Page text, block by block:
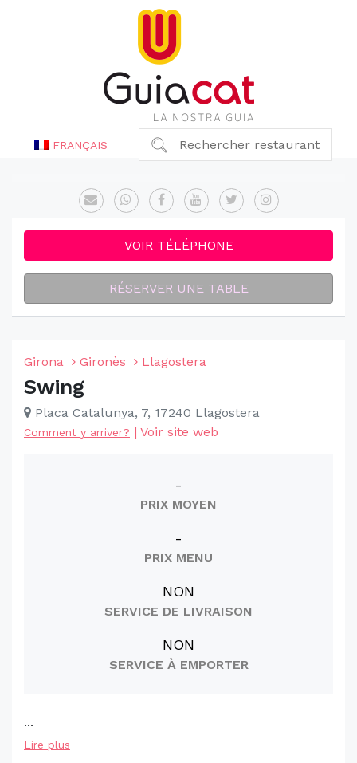
FRANÇAIS Rechercher restaurant
VOIR TÉLÉPHONE
RÉSERVER UNE TABLE
Girona Gironès Llagostera
Swing
Placa Catalunya, 7, 17240 Llagostera
Comment y arriver? | Voir site web
-
PRIX MOYEN
-
PRIX MENU
NON
SERVICE DE LIVRAISON
NON
SERVICE À EMPORTER
...
Lire plus